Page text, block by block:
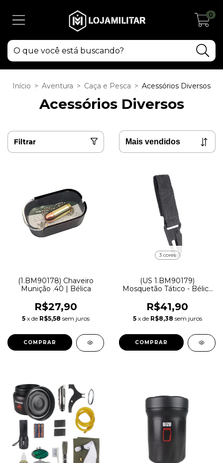
0
Início > Aventura > Caça e Pesca > Acessórios Diversos
Acessórios Diversos
Filtrar
(1.BM90178) Chaveiro
Munição .40 | Bélica
R$27,90
5 x de R$5,58 sem juros
3 cores
(US 1.BM90179)
Mosquetão Tático - Bélica
R$41,90
5 x de R$8,38 sem juros
COMPRAR